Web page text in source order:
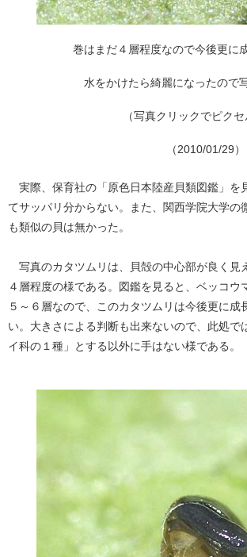
巻はまだ４層程度なので今後更に
水をかけたら綺麗になったので
（写真クリックでピクセ
（2010/01/29）
実際、保育社の「原色日本陸産貝類図鑑」を
てサッパリ分からない。また、関西学院大学の
も類似の貝は無かった。
写真のカタツムリは、貝殻の中心部が良く見
４層程度の様である。図鑑を見ると、ベッコウ
５～６層なので、このカタツムリは今後更に成
い。大きさによる判断も出来ないので、此処で
イ科の１種」とする以外に手はない様である。